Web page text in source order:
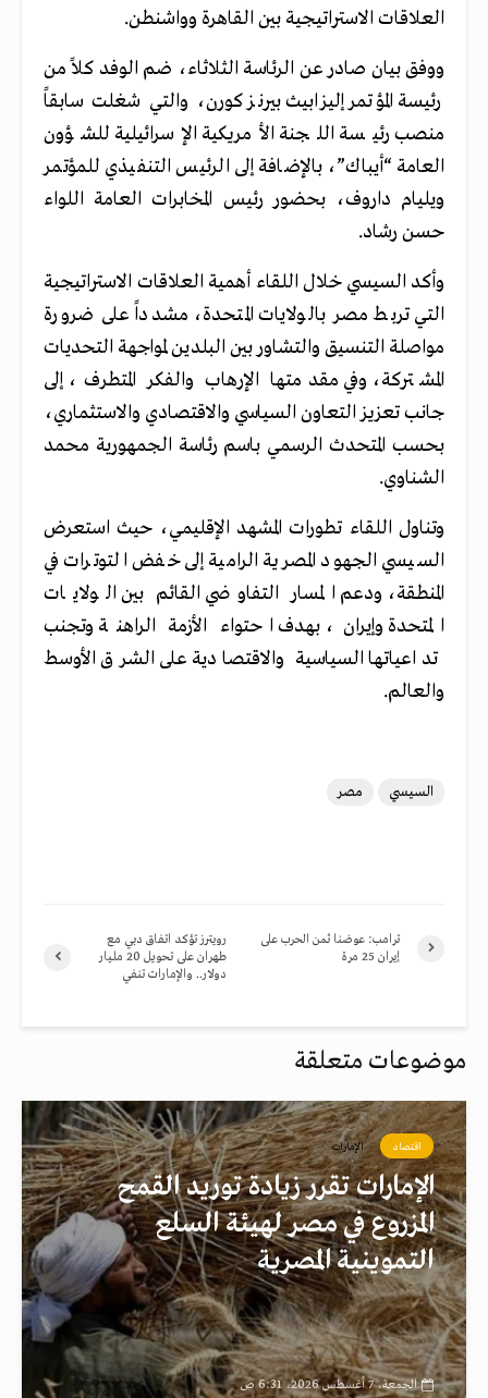
العلاقات الاستراتيجية بين القاهرة وواشنطن.
ووفق بيان صادر عن الرئاسة الثلاثاء، ضم الوفد كلاً من
رئيسة المؤتمر إليزابيث بيرنز كورن٬ والتي شغلت سابقاً
منصب رئيسة اللجنة الأمريكية الإسرائيلية للشؤون
العامة “أيباك”، بالإضافة إلى الرئيس التنفيذي للمؤتمر
ويليام داروف، بحضور رئيس المخابرات العامة اللواء
حسن رشاد.
وأكد السيسي خلال اللقاء أهمية العلاقات الاستراتيجية
التي تربط مصر بالولايات المتحدة، مشدداً على ضرورة
مواصلة التنسيق والتشاور بين البلدين لمواجهة التحديات
المشتركة، وفي مقدمتها الإرهاب والفكر المتطرف، إلى
جانب تعزيز التعاون السياسي والاقتصادي والاستثماري،
بحسب المتحدث الرسمي باسم رئاسة الجمهورية محمد
الشناوي.
وتناول اللقاء تطورات المشهد الإقليمي، حيث استعرض
السيسي الجهود المصرية الرامية إلى خفض التوترات في
المنطقة، ودعم المسار التفاوضي القائم بين الولايات
المتحدة وإيران، بهدف احتواء الأزمة الراهنة وتجنب
تداعياتها السياسية والاقتصادية على الشرق الأوسط
والعالم.
السيسي مصر
رويترز تؤكد اتفاق دبي مع
طهران على تحويل 20 مليار
دولار.. والإمارات تنفي
ترامب: عوضنا ثمن الحرب على
إيران 25 مرة
موضوعات متعلقة
اقتصاد الإمارات
الإمارات تقرر زيادة توريد القمح
المزروع في مصر لهيئة السلع
التموينية المصرية
الجمعة، 7 أغسطس 2026، 6:31 ص